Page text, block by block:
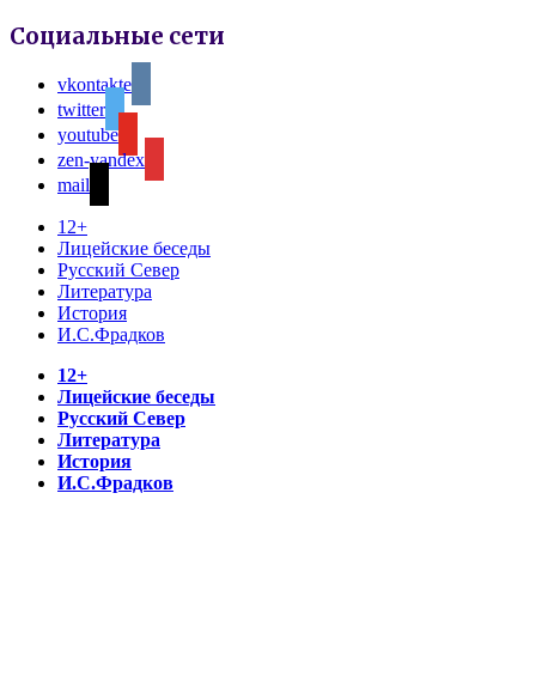
Социальные сети
vkontakte
twitter
youtube
zen-yandex
mail
12+
Лицейские беседы
Русский Север
Литература
История
И.С.Фрадков
12+
Лицейские беседы
Русский Север
Литература
История
И.С.Фрадков